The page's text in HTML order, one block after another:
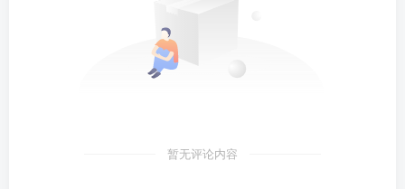
暂无评论内容